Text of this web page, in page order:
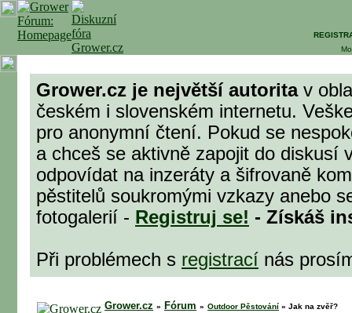
Grower.cz je největší autoritav
českém i slovenském internetu.
pro anonymní čtení. Pokud se
a chceš se aktivně zapojit do diskusí
odpovídat na inzeráty a šifrovaně
pěstitelů soukromými vzkazy anebo
fotogalerií - Registruj se! - Získáš
Při problémech s registrací nás
Grower.cz » Fórum » Outdoor Pěstování » Jak na zvěř?